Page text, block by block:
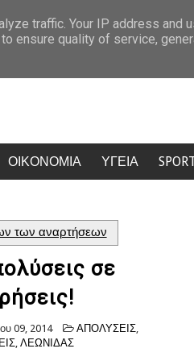
– Πού έχουν γίνει οι
ΟΙΚΟΝΟΜΙΑ ΥΓΕΙΑ
των αναρτήσεων
σε
09, 2014 ΑΠΟΛΥΣΕΙΣ,
, ΛΕΩΝΙΔΑΣ
traffic. Your IP address and
ensure quality of service,